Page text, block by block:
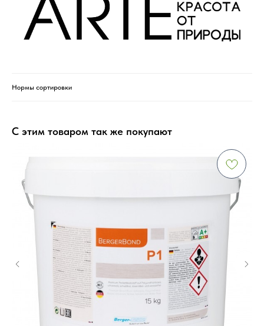
Нормы сортировки
С этим товаром так же покупают